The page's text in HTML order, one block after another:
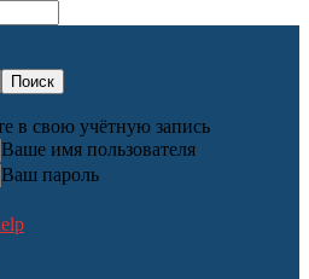
в свою учётную запись
Ваше имя пользователя
Ваш пароль